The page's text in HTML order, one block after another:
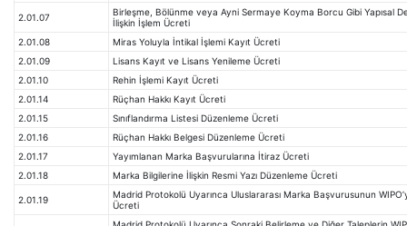
2.01.07
Birleşme, Bölünme veya Ayni Sermaye Koyma Borcu Gibi Yapısal
İlişkin İşlem Ücreti
2.01.08
Miras Yoluyla İntikal İşlemi Kayıt Ücreti
2.01.09
Lisans Kayıt ve Lisans Yenileme Ücreti
2.01.10
Rehin İşlemi Kayıt Ücreti
2.01.14
Rüçhan Hakkı Kayıt Ücreti
2.01.15
Sınıflandırma Listesi Düzenleme Ücreti
2.01.16
Rüçhan Hakkı Belgesi Düzenleme Ücreti
2.01.17
Yayımlanan Marka Başvurularına İtiraz Ücreti
2.01.18
Marka Bilgilerine İlişkin Resmi Yazı Düzenleme Ücreti
2.01.19
Madrid Protokolü Uyarınca Uluslararası Marka Başvurusunun
Ücreti